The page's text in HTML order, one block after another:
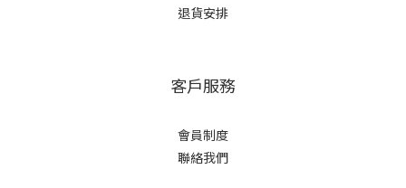
退貨安排
客戶服務
會員制度
聯絡我們